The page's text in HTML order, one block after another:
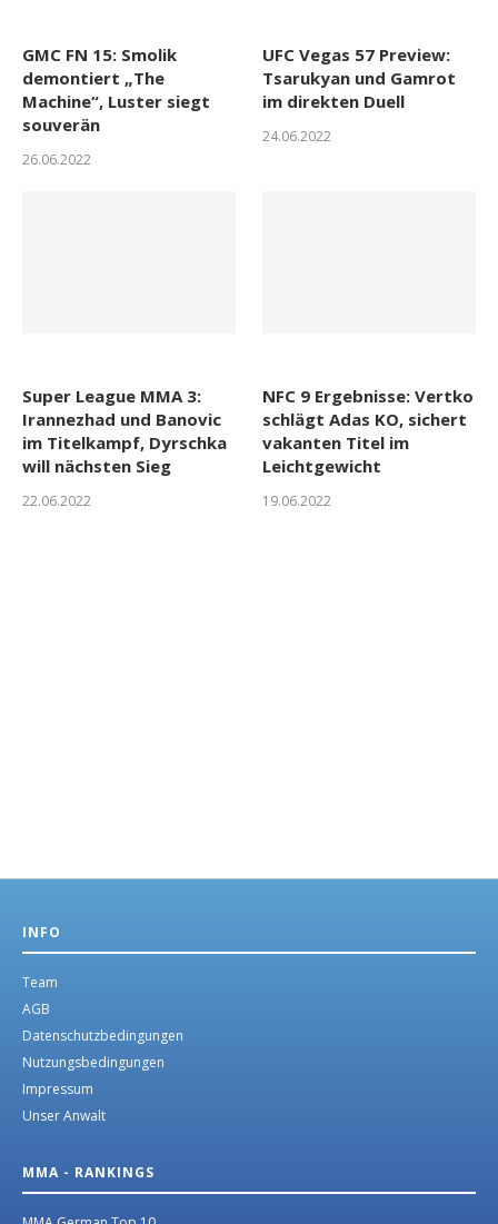
GMC FN 15: Smolik
demontiert „The
Machine“, Luster siegt
souverän
26.06.2022
UFC Vegas 57 Preview:
Tsarukyan und Gamrot
im direkten Duell
24.06.2022
Super League MMA 3:
Irannezhad und Banovic
im Titelkampf, Dyrschka
will nächsten Sieg
22.06.2022
NFC 9 Ergebnisse: Vertko
schlägt Adas KO, sichert
vakanten Titel im
Leichtgewicht
19.06.2022
INFO
Team
AGB
Datenschutzbedingungen
Nutzungsbedingungen
Impressum
Unser Anwalt
MMA - RANKINGS